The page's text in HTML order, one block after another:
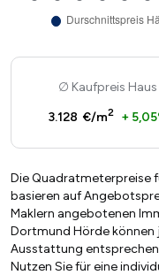
Kaufpreis Haus
3.128 €/m2 +
Die Quadratmeterpreise
basieren auf
Maklern angebotenen
Dortmund Hörde können
Ausstattung
Nutzen Sie für eine